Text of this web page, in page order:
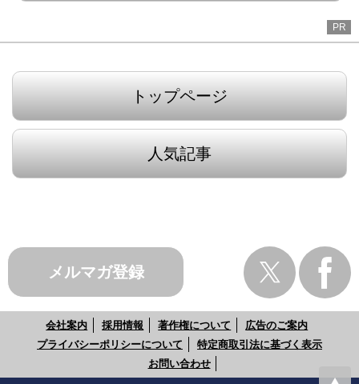
PR
トップページ
人気記事
メルマガ登録
会社案内 採用情報 著作権について
広告のご案内
プライバシーポリシーについて
特定商取引法に基づく表示
お問い合わせ